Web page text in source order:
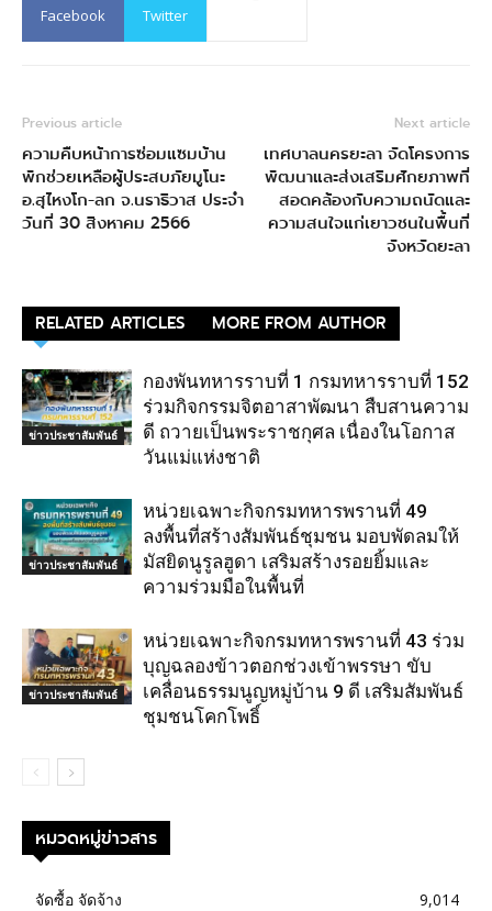
Facebook Twitter
Previous article
ความคืบหน้าการซ่อมแซมบ้าน
พักช่วยเหลือผู้ประสบภัยมูโนะ
อ.สุไหงโก-ลก จ.นราธิวาส ประจำ
วันที่ 30 สิงหาคม 2566
Next article
เทศบาลนครยะลา จัดโครงการ
พัฒนาและส่งเสริมศักยภาพที่
สอดคล้องกับความถนัดและ
ความสนใจแก่เยาวชนในพื้นที่
จังหวัดยะลา
RELATED ARTICLES MORE FROM AUTHOR
ข่าวประชาสัมพันธ์
กองพันทหารราบที่ 1 กรมทหารราบที่ 152
ร่วมกิจกรรมจิตอาสาพัฒนา สืบสานความ
ดี ถวายเป็นพระราชกุศล เนื่องในโอกาส
วันแม่แห่งชาติ
ข่าวประชาสัมพันธ์
หน่วยเฉพาะกิจกรมทหารพรานที่ 49
ลงพื้นที่สร้างสัมพันธ์ชุมชน มอบพัดลมให้
มัสยิดนูรูลฮูดา เสริมสร้างรอยยิ้มและ
ความร่วมมือในพื้นที่
ข่าวประชาสัมพันธ์
หน่วยเฉพาะกิจกรมทหารพรานที่ 43 ร่วม
บุญฉลองข้าวตอกช่วงเข้าพรรษา ขับ
เคลื่อนธรรมนูญหมู่บ้าน 9 ดี เสริมสัมพันธ์
ชุมชนโคกโพธิ์
หมวดหมู่ข่าวสาร
จัดซื้อ จัดจ้าง
9,014